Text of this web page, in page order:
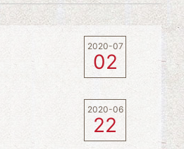
2020-07
02
2020-06
22